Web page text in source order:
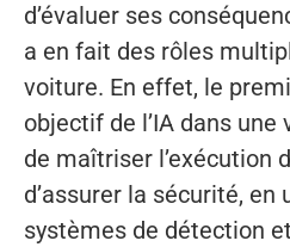
d’évaluer ses
a en fait des rôles
voiture. En effet, le
objectif de l’IA dans
de maîtriser l’exécution
d’assurer la sécurité, en
systèmes de détection